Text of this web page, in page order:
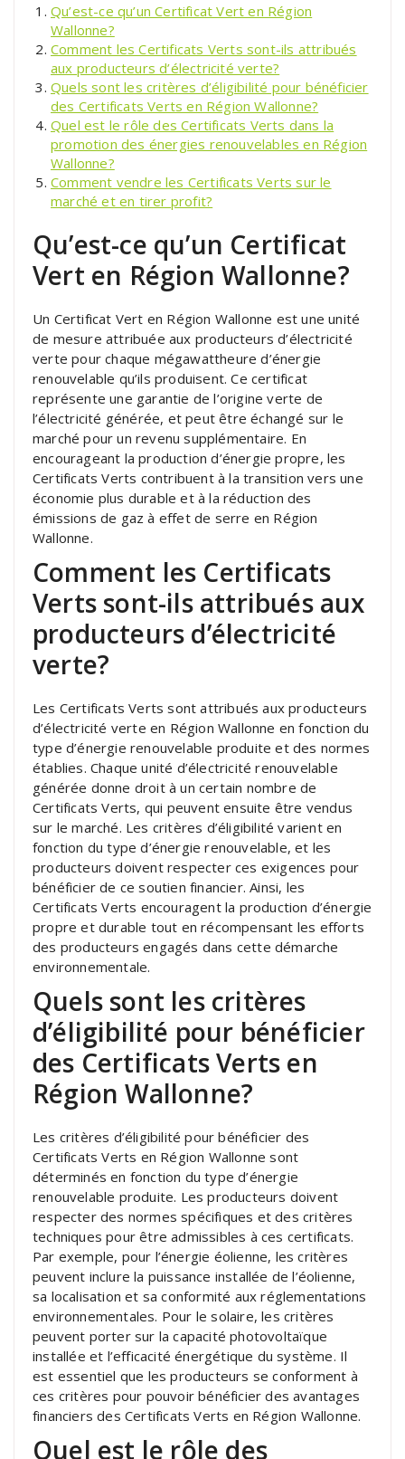
Qu’est-ce qu’un Certificat Vert en Région
Wallonne?
Comment les Certificats Verts sont-ils attribués
aux producteurs d’électricité verte?
Quels sont les critères d’éligibilité pour bénéficier
des Certificats Verts en Région Wallonne?
Quel est le rôle des Certificats Verts dans la
promotion des énergies renouvelables en Région
Wallonne?
Comment vendre les Certificats Verts sur le
marché et en tirer profit?
Qu’est-ce qu’un Certificat
Vert en Région Wallonne?
Un Certificat Vert en Région Wallonne est une unité
de mesure attribuée aux producteurs d’électricité
verte pour chaque mégawattheure d’énergie
renouvelable qu’ils produisent. Ce certificat
représente une garantie de l’origine verte de
l’électricité générée, et peut être échangé sur le
marché pour un revenu supplémentaire. En
encourageant la production d’énergie propre, les
Certificats Verts contribuent à la transition vers une
économie plus durable et à la réduction des
émissions de gaz à effet de serre en Région
Wallonne.
Comment les Certificats
Verts sont-ils attribués aux
producteurs d’électricité
verte?
Les Certificats Verts sont attribués aux producteurs
d’électricité verte en Région Wallonne en fonction du
type d’énergie renouvelable produite et des normes
établies. Chaque unité d’électricité renouvelable
générée donne droit à un certain nombre de
Certificats Verts, qui peuvent ensuite être vendus
sur le marché. Les critères d’éligibilité varient en
fonction du type d’énergie renouvelable, et les
producteurs doivent respecter ces exigences pour
bénéficier de ce soutien financier. Ainsi, les
Certificats Verts encouragent la production d’énergie
propre et durable tout en récompensant les efforts
des producteurs engagés dans cette démarche
environnementale.
Quels sont les critères
d’éligibilité pour bénéficier
des Certificats Verts en
Région Wallonne?
Les critères d’éligibilité pour bénéficier des
Certificats Verts en Région Wallonne sont
déterminés en fonction du type d’énergie
renouvelable produite. Les producteurs doivent
respecter des normes spécifiques et des critères
techniques pour être admissibles à ces certificats.
Par exemple, pour l’énergie éolienne, les critères
peuvent inclure la puissance installée de l’éolienne,
sa localisation et sa conformité aux réglementations
environnementales. Pour le solaire, les critères
peuvent porter sur la capacité photovoltaïque
installée et l’efficacité énergétique du système. Il
est essentiel que les producteurs se conforment à
ces critères pour pouvoir bénéficier des avantages
financiers des Certificats Verts en Région Wallonne.
Quel est le rôle des